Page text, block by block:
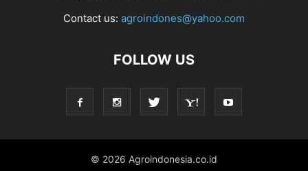
Contact us: agroindones@yahoo.com
FOLLOW US
© 2026 Agroindonesia.co.id